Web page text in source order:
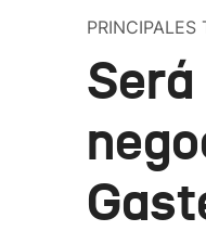
PRINCIPALES